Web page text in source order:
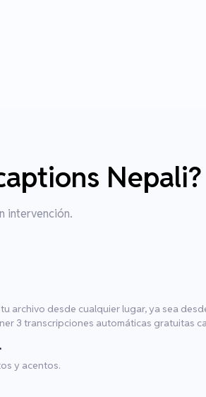
Nepali?
intervención.
archivo desde cualquier lugar, ya sea
3 transcripciones automáticas gratuitas
y acentos.